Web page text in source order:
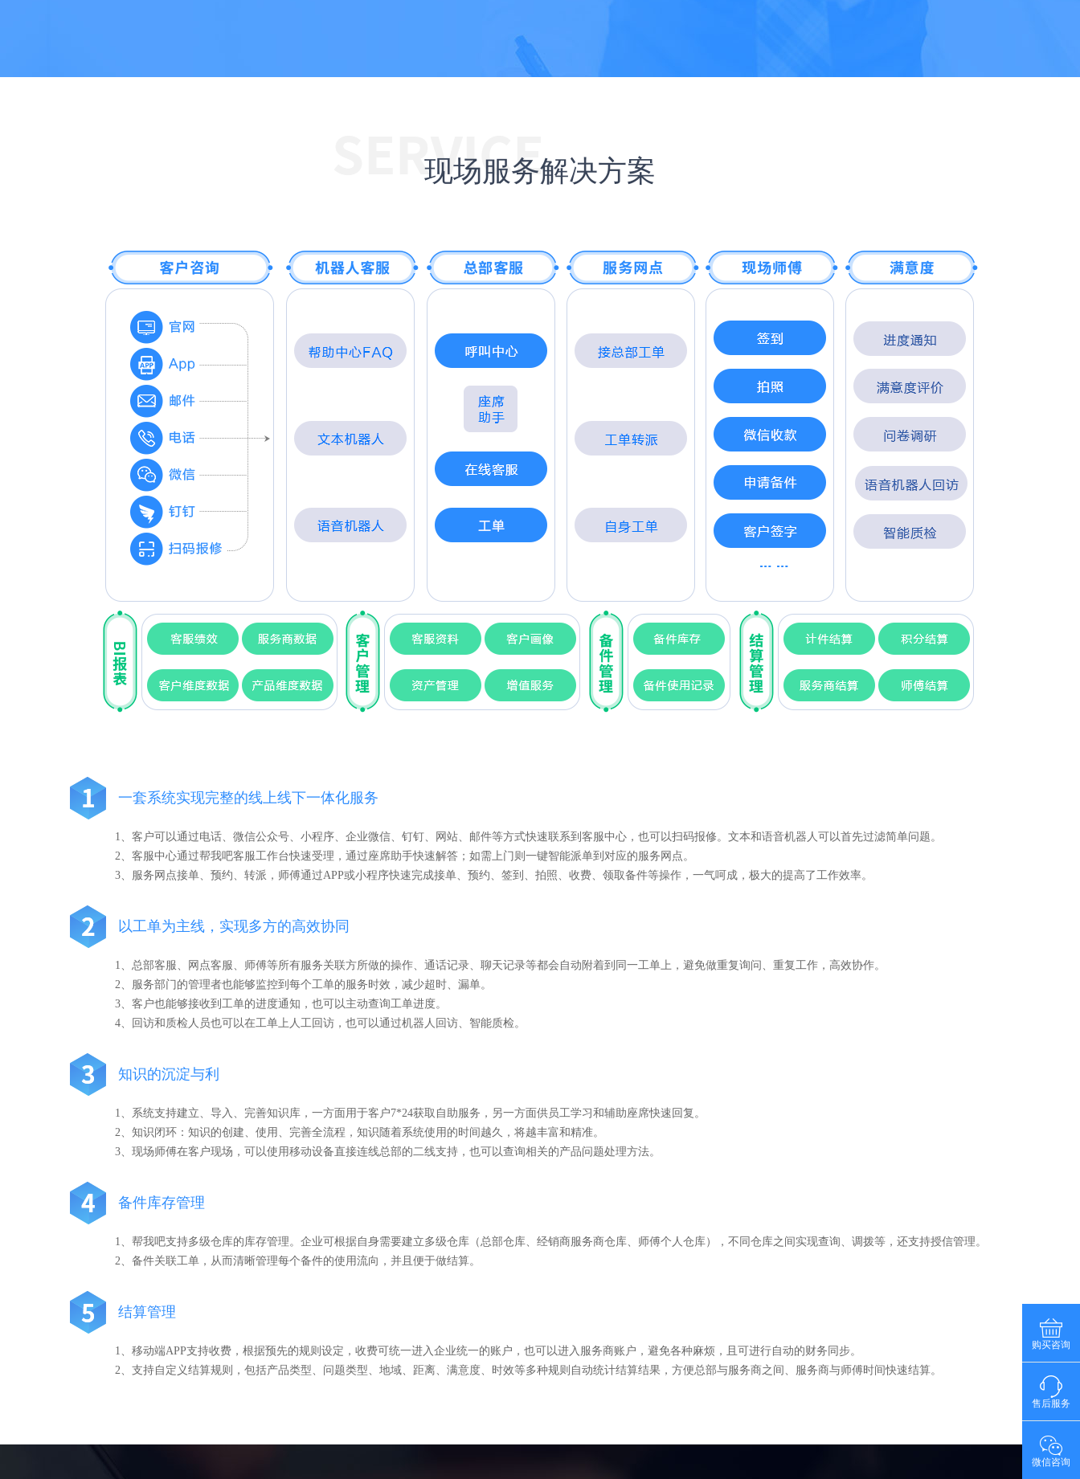
现场服务解决方案
一套系统实现完整的线上线下一体化服务
1、客户可以通过电话、微信公众号、小程序、企业微信、钉钉、网站、邮件等方式快速联系到客服中心，也可以扫码报修。文本和语音机器人可以首先过滤简单问题。
2、客服中心通过帮我吧客服工作台快速受理，通过座席助手快速解答；如需上门则一键智能派单到对应的服务网点。
3、服务网点接单、预约、转派，师傅通过APP或小程序快速完成接单、预约、签到、拍照、收费、领取备件等操作，一气呵成，极大的提高了工作效率。
以工单为主线，实现多方的高效协同
1、总部客服、网点客服、师傅等所有服务关联方所做的操作、通话记录、聊天记录等都会自动附着到同一工单上，避免做重复询问、重复工作，高效协作。
2、服务部门的管理者也能够监控到每个工单的服务时效，减少超时、漏单。
3、客户也能够接收到工单的进度通知，也可以主动查询工单进度。
4、回访和质检人员也可以在工单上人工回访，也可以通过机器人回访、智能质检。
知识的沉淀与利
1、系统支持建立、导入、完善知识库，一方面用于客户7*24获取自助服务，另一方面供员工学习和辅助座席快速回复。
2、知识闭环：知识的创建、使用、完善全流程，知识随着系统使用的时间越久，将越丰富和精准。
3、现场师傅在客户现场，可以使用移动设备直接连线总部的二线支持，也可以查询相关的产品问题处理方法。
备件库存管理
1、帮我吧支持多级仓库的库存管理。企业可根据自身需要建立多级仓库（总部仓库、经销商服务商仓库、师傅个人仓库），不同仓库之间实现查询、调拨等，还支持授信管理。
2、备件关联工单，从而清晰管理每个备件的使用流向，并且便于做结算。
结算管理
1、移动端APP支持收费，根据预先的规则设定，收费可统一进入企业统一的账户，也可以进入服务商账户，避免各种麻烦，且可进行自动的财务同步。
2、支持自定义结算规则，包括产品类型、问题类型、地域、距离、满意度、时效等多种规则自动统计结算结果，方便总部与服务商之间、服务商与师傅时间快速结算。
购买咨询
售后服务
微信咨询